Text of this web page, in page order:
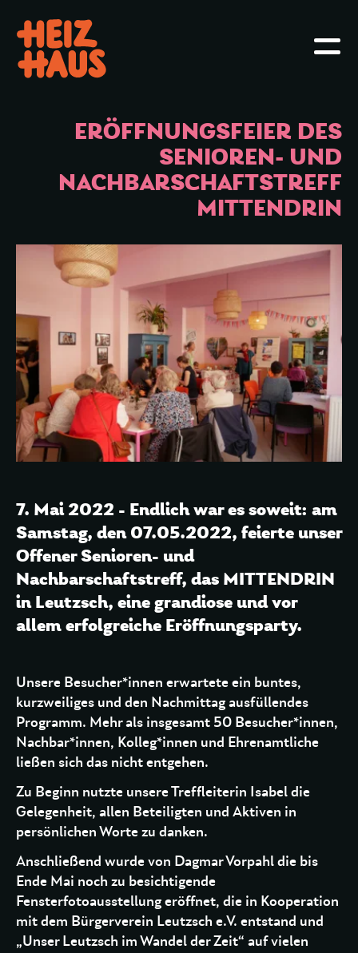
Hauptmenü öffnen oder schliessen
ERÖFFNUNGSFEIER DES
SENIOREN- UND
NACHBARSCHAFTSTREFF
MITTENDRIN
7. Mai 2022 - Endlich war es soweit: am
Samstag, den 07.05.2022, feierte unser
Offener Senioren- und
Nachbarschaftstreff, das MITTENDRIN
in Leutzsch, eine grandiose und vor
allem erfolgreiche Eröffnungsparty.
Unsere Besucher*innen erwartete ein buntes,
kurzweiliges und den Nachmittag ausfüllendes
Programm. Mehr als insgesamt 50 Besucher*innen,
Nachbar*innen, Kolleg*innen und Ehrenamtliche
ließen sich das nicht entgehen.
Zu Beginn nutzte unsere Treffleiterin Isabel die
Gelegenheit, allen Beteiligten und Aktiven in
persönlichen Worte zu danken.
Anschließend wurde von Dagmar Vorpahl die bis
Ende Mai noch zu besichtigende
Fensterfotoausstellung eröffnet, die in Kooperation
mit dem Bürgerverein Leutzsch e.V. entstand und
„Unser Leutzsch im Wandel der Zeit“ auf vielen